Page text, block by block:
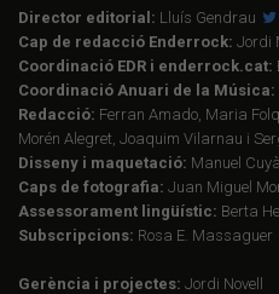
Director editorial: Lluís Gendrau
Cap de redacció Enderrock: Jordi
Coordinació EDR i enderrock.cat:
Coordinació Anuari de la Música:
Redacció: Ferran Amado, Maria
Morén Alegret, Joaquim Vilarnau i
Disseny i maquetació: Manuel
Caps de fotografia: Juan Miguel
Assessorament lingüístic: Berta
Subscripcions: Rosa E. Massaguer
Gerència i projectes: Jordi Novell